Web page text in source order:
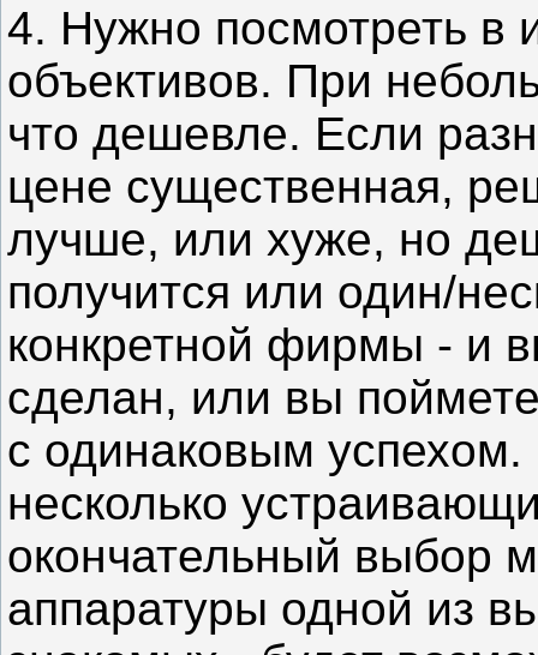
4. Нужно посмотреть в
объективов. При
что дешевле. Если
цене существенная,
лучше, или хуже, но
получится или один/
конкретной фирмы - и
сделан, или вы
с одинаковым
несколько
окончательный выбор
аппаратуры одной из